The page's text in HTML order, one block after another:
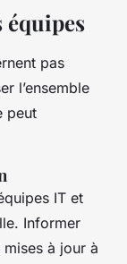
équipes
pas
l’ensemble
peut
IT et
Informer
à jour à